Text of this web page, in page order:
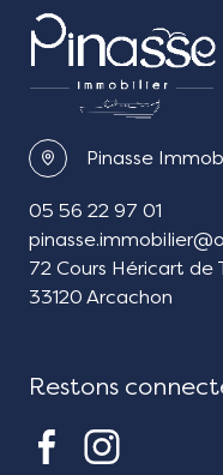
Pinasse
05 56 22 97 01
72 Cours Héricart de
33120 Arcachon
Restons